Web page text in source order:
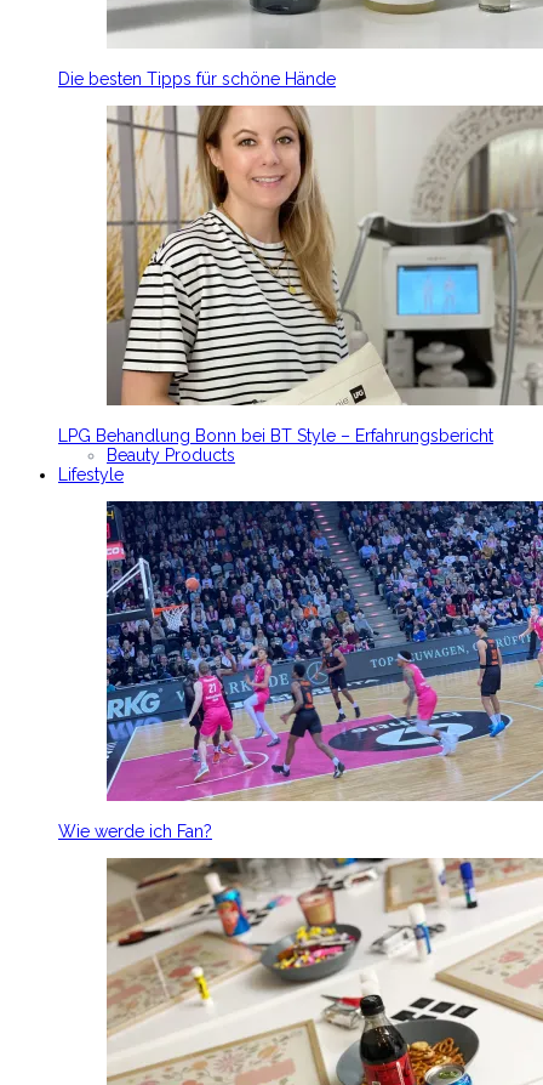
Die besten Tipps für schöne Hände
LPG Behandlung Bonn bei BT Style – Erfahrungsbericht
Beauty Products
Lifestyle
Wie werde ich Fan?